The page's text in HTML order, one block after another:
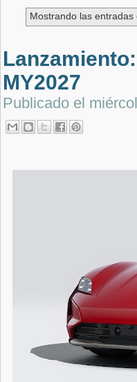
Mostrando las
MY2027
Publicado el